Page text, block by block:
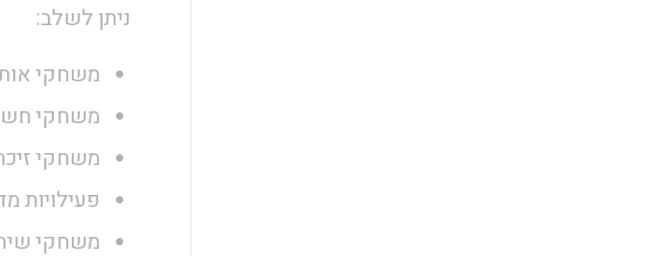
ניתן לשלב:
משחקי
משחקי
משחקי
פעילויות
משחקי